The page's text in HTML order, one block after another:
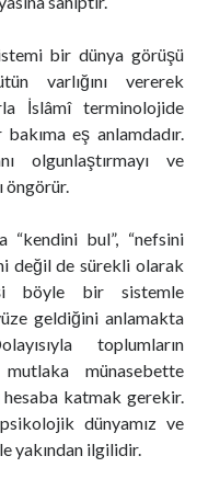
bir dünya görüşü
varlığını vererek
İslâmî terminolojide
eş anlamdadır.
olgunlaştırmayı ve
öngörür.
“kendini bul”, “nefsini
değil de sürekli olarak
böyle bir sistemle
geldiğini anlamakta
toplumların
münasebette
katmak gerekir.
dünyamız ve
yakından ilgilidir.